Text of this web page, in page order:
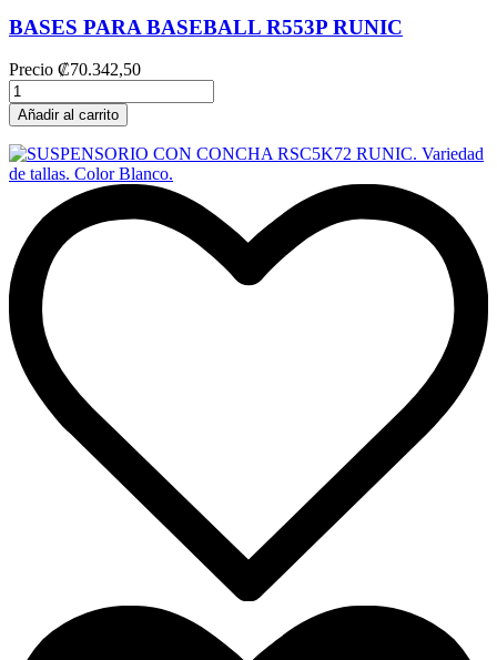
BASES PARA BASEBALL R553P RUNIC
Precio ₡70.342,50
Añadir al carrito